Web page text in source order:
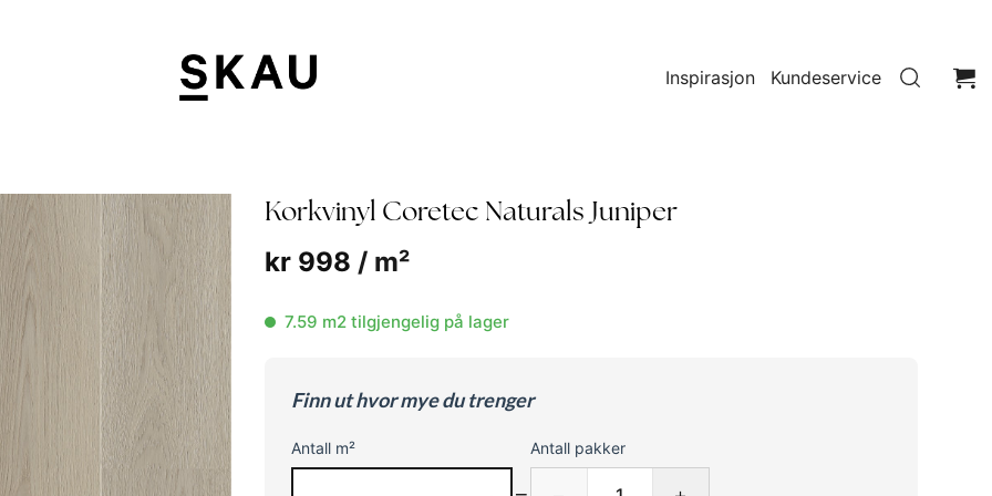
Inspirasjon Kundeservice
Korkvinyl Coretec Naturals Juniper
kr 998 / m²
7.59 m2 tilgjengelig på lager
Finn ut hvor mye du trenger
Antall m² Antall pakker